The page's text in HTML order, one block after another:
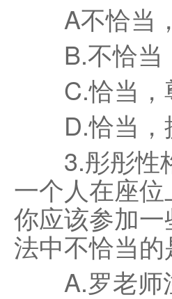
A不恰当，
B.不恰当
C.恰当，
D.恰当，
3.彤彤性格
一个人在座
你应该参加
法中不恰当的
A.罗老师